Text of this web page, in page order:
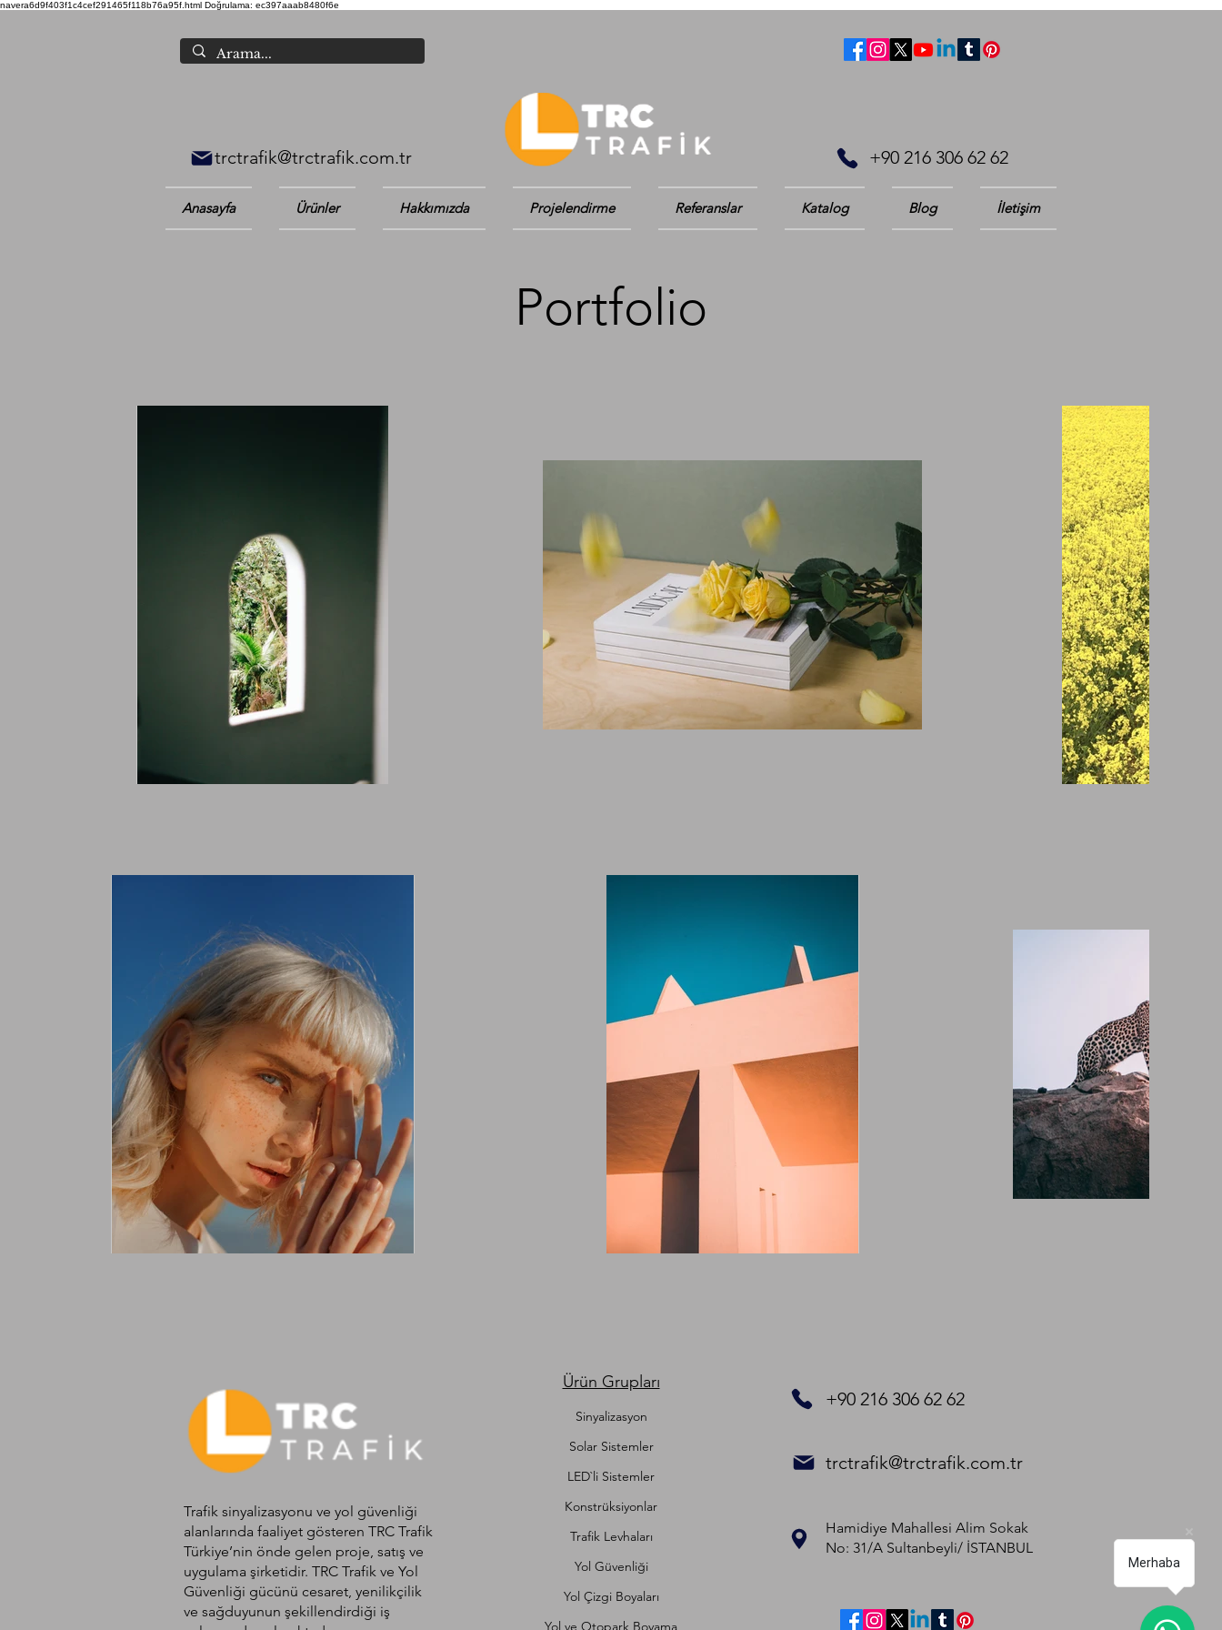
navera6d9f403f1c4cef291465f118b76a95f.html Doğrulama: ec397aaab8480f6e
trctrafik@trctrafik.com.tr +90 216 306 62 62
Anasayfa Ürünler Hakkımızda Projelendirme Referanslar Katalog Blog İletişim
Portfolio
Trafik sinyalizasyonu ve yol güvenliği
alanlarında faaliyet gösteren TRC Trafik
Türkiye’nin önde gelen proje, satış ve
uygulama şirketidir. TRC Trafik ve Yol
Güvenliği gücünü cesaret, yenilikçilik
ve sağduyunun şekillendirdiği iş
Ürün Grupları
Sinyalizasyon
Solar Sistemler
LED`li Sistemler
Konstrüksiyonlar
Trafik Levhaları
Yol Güvenliği
Yol Çizgi Boyaları
Yol ve Otopark Boyama
+90 216 306 62 62
trctrafik@trctrafik.com.tr
Hamidiye Mahallesi Alim Sokak
No: 31/A Sultanbeyli/ İSTANBUL​
Merhaba